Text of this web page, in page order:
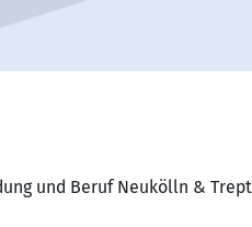
und Beruf Neukölln &